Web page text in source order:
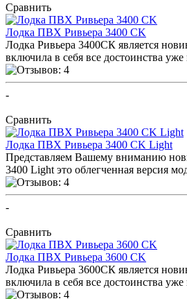
Сравнить
Лодка ПВХ Ривьера 3400 CK
Лодка Ривьера 3400СК является
включила в себя все достоинства уже
-
Сравнить
Лодка ПВХ Ривьера 3400 CK Light
Представляем Вашему вниманию
3400 Light это облегченная версия
-
Сравнить
Лодка ПВХ Ривьера 3600 CK
Лодка Ривьера 3600СК является
включила в себя все достоинства уже